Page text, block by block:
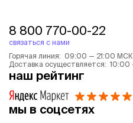
8 800 770-00-22
связаться с нами
Горячая линия: 09:00 — 21:00 МСК
Доставка осуществляется:
наш рейтинг
мы в соцсетях